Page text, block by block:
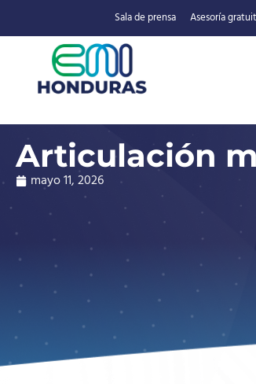
Sala de prensa Asesoría
Articulación
mayo 11, 2026